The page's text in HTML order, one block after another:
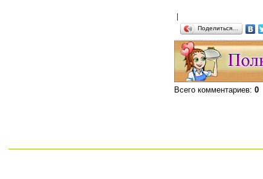
Поделиться…
Всего комментариев: 0